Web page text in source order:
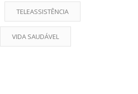
TELEASSISTÊNCIA
VIDA SAUDÁVEL